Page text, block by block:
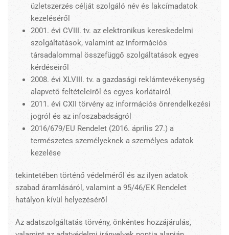
üzletszerzés célját szolgáló név és lakcímadatok
kezeléséről
2001. évi CVIII. tv. az elektronikus kereskedelmi
szolgáltatások, valamint az információs
társadalommal összefüggő szolgáltatások egyes
kérdéseiről
2008. évi XLVIII. tv. a gazdasági reklámtevékenység
alapvető feltételeiről és egyes korlátairól
2011. évi CXII törvény az információs önrendelkezési
jogról és az infoszabadságról
2016/679/EU Rendelet (2016. április 27.) a
természetes személyeknek a személyes adatok
kezelése
tekintetében történő védelméről és az ilyen adatok
szabad áramlásáról, valamint a 95/46/EK Rendelet
hatályon kívül helyezéséről
Az adatszolgáltatás törvény, önkéntes hozzájárulás,